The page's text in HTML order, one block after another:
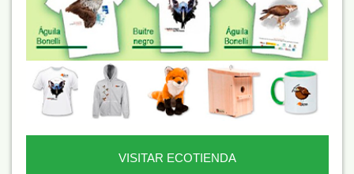
VISITAR ECOTIENDA